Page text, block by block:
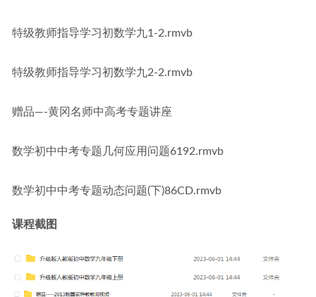
特级教师指导学习初数学九1-2.rmvb
特级教师指导学习初数学九2-2.rmvb
赠品—-黄冈名师中高考专题讲座
数学初中中考专题几何应用问题6192.rmvb
数学初中中考专题动态问题(下)86CD.rmvb
课程截图